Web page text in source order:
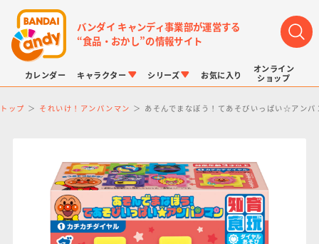
バンダイ キャンディ事業部が運営する
“食品・おかし”の情報サイト
カレンダー キャラクター
LINK TRAVELERS プリキュアシリーズ ドラゴンボール
シリーズ
チョコボックス チョコサプ ポケモンキッズ
お気に入り
オンライン
ショップ
トップ それいけ！アンパンマン あそんでまなぼう！てあそびいっぱい☆アンパ